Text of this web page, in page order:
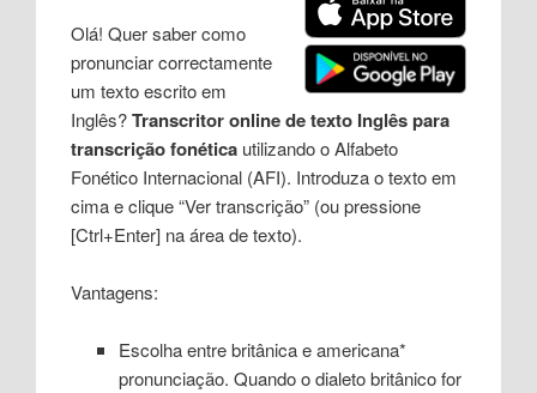
Olá! Quer saber como
pronunciar correctamente
um texto escrito em
Inglês?Transcritor online de texto Inglês para
transcrição fonética utilizando o Alfabeto
Fonético Internacional (AFI). Introduza o texto em
cima e clique “Ver transcrição” (ou pressione
[Ctrl+Enter] na área de texto).
Vantagens:
Escolha entre britânica e americana*
pronunciação. Quando o dialeto britânico for